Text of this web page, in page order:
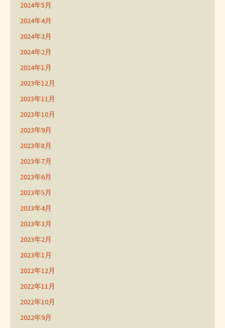
2024年5月
2024年4月
2024年3月
2024年2月
2024年1月
2023年12月
2023年11月
2023年10月
2023年9月
2023年8月
2023年7月
2023年6月
2023年5月
2023年4月
2023年3月
2023年2月
2023年1月
2022年12月
2022年11月
2022年10月
2022年9月